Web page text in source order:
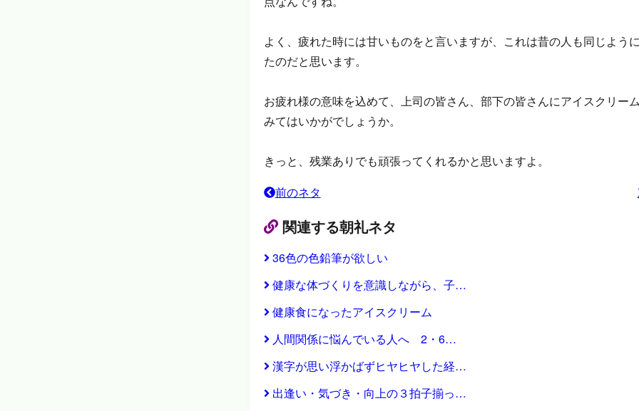
よく、疲れた時には甘いものをと言いますが、これは昔の人も同じよう
たのだと思います。
お疲れ様の意味を込めて、上司の皆さん、部下の皆さんにアイスクリー
みてはいかがでしょうか。
きっと、残業ありでも頑張ってくれるかと思いますよ。
前のネタ
関連する朝礼ネタ
36色の色鉛筆が欲しい
健康な体づくりを意識しながら、子…
健康食になったアイスクリーム
人間関係に悩んでいる人へ 2・6…
漢字が思い浮かばずヒヤヒヤした経…
出逢い・気づき・向上の３拍子揃っ…